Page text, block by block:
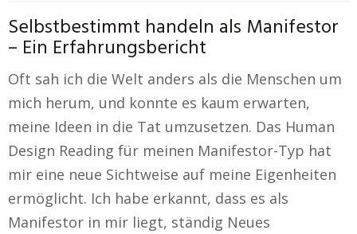
Selbstbestimmt handeln als Manifestor
– Ein Erfahrungsbericht
Oft sah ich die Welt anders als die Menschen um
mich herum, und konnte es kaum erwarten,
meine Ideen in die Tat umzusetzen. Das Human
Design Reading für meinen Manifestor-Typ hat
mir eine neue Sichtweise auf meine Eigenheiten
ermöglicht. Ich habe erkannt, dass es als
Manifestor in mir liegt, ständig Neues